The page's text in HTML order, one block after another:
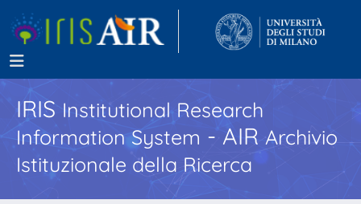
IRISInstitutional Research
Information System - AIR Archivio
Istituzionale della Ricerca